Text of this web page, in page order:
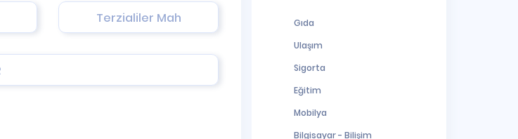
Gıda
Ulaşım
Sigorta
Eğitim
Mobilya
Bilgisayar - Bilişim